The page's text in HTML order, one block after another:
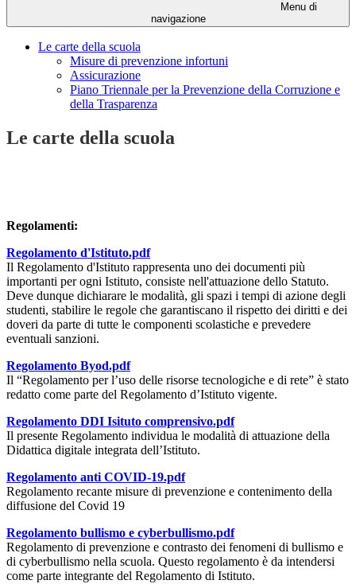
Menu di
navigazione
Le carte della scuola
Misure di prevenzione infortuni
Assicurazione
Piano Triennale per la Prevenzione della Corruzione e
della Trasparenza
Le carte della scuola
Regolamenti:
Regolamento d'Istituto.pdf
Il Regolamento d'Istituto rappresenta uno dei documenti più
importanti per ogni Istituto, consiste nell'attuazione dello Statuto.
Deve dunque dichiarare le modalità, gli spazi i tempi di azione degli
studenti, stabilire le regole che garantiscano il rispetto dei diritti e dei
doveri da parte di tutte le componenti scolastiche e prevedere
eventuali sanzioni.
Regolamento Byod.pdf
Il “Regolamento per l’uso delle risorse tecnologiche e di rete” è stato
redatto come parte del Regolamento d’Istituto vigente.
Regolamento DDI Isituto comprensivo.pdf
Il presente Regolamento individua le modalità di attuazione della
Didattica digitale integrata dell’Istituto.
Regolamento anti COVID-19.pdf
Regolamento recante misure di prevenzione e contenimento della
diffusione del Covid 19
Regolamento bullismo e cyberbullismo.pdf
Regolamento di prevenzione e contrasto dei fenomeni di bullismo e
di cyberbullismo nella scuola. Questo regolamento è da intendersi
come parte integrante del Regolamento di Istituto.